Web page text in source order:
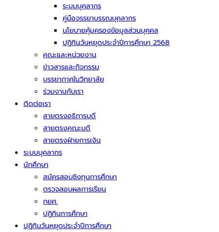
ระบบบุคลากร
คู่มือจรรยาบรรณบุคลากร
นโยบายคุ้มครองข้อมูลส่วนบุคคล
ปฏิทินวันหยุดประจำปีการศึกษา 2568
คณะและหน่วยงาน
ข่าวสารและกิจกรรม
บรรยากาศในวิทยาลัย
ร่วมงานกับเรา
ติดต่อเรา
สายตรงอธิการบดี
สายตรงคณะบดี
สายตรงฝ่ายการเงิน
ระบบบุคลากร
นักศึกษา
สมัครสอบชิงทุนการศึกษา
ตรวจสอบผลการเรียน
กยศ.
ปฏิทินการศึกษา
ปฏิทินวันหยุดประจำปีการศึกษา